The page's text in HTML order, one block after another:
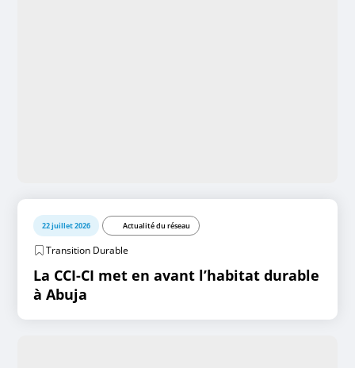
22 juillet 2026 Actualité du réseau
Transition Durable
La CCI-CI met en avant l’habitat durable
à Abuja